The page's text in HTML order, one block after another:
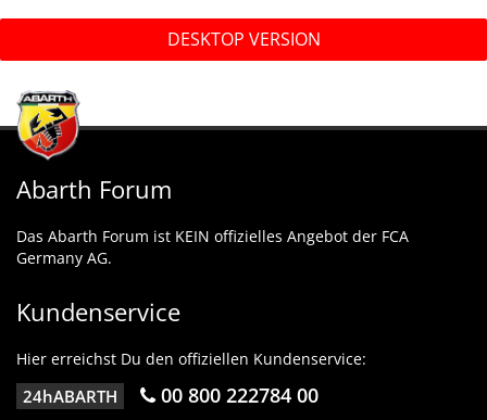
DESKTOP VERSION
Abarth Forum
Das Abarth Forum ist KEIN offizielles Angebot der FCA
Germany AG.
Kundenservice
Hier erreichst Du den offiziellen Kundenservice:
24hABARTH 00 800 222784 00